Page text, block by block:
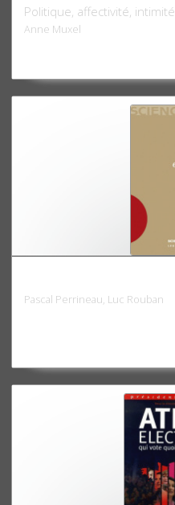
Politique, affectivité, intimité
Anne Muxel
Pascal Perrineau, Luc Rouban